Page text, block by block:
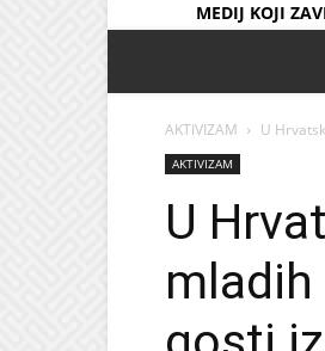
MEDIJ KOJI
AKTIVIZAM U
AKTIVIZAM
U